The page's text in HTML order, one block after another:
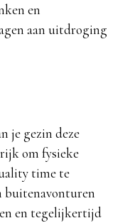
en
aan uitdroging
je gezin deze
om fysieke
time te
buitenavonturen
en tegelijkertijd